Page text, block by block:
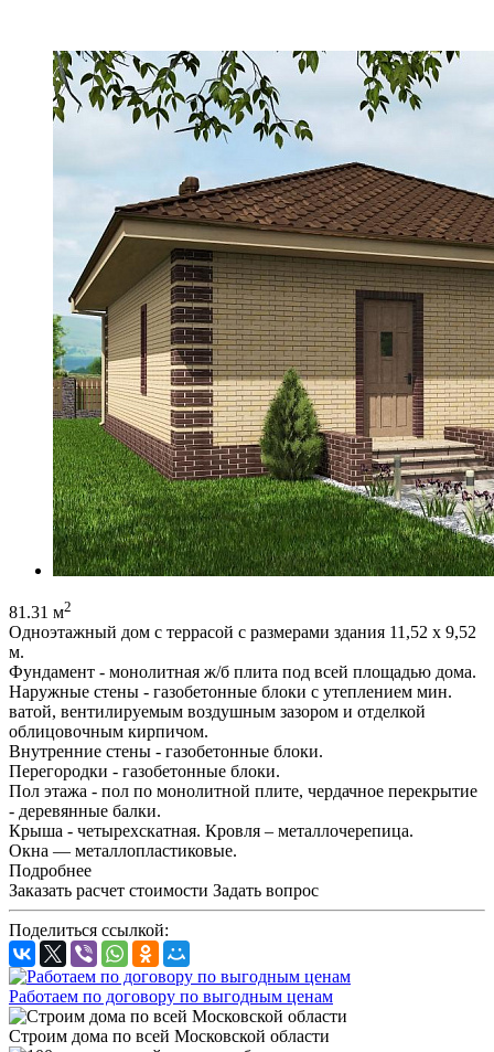
81.31 м2
Одноэтажный дом с террасой с размерами здания 11,52 х 9,52
м.
Фундамент - монолитная ж/б плита под всей площадью дома.
Наружные стены - газобетонные блоки с утеплением мин.
ватой, вентилируемым воздушным зазором и отделкой
облицовочным кирпичом.
Внутренние стены - газобетонные блоки.
Перегородки - газобетонные блоки.
Пол этажа - пол по монолитной плите, чердачное перекрытие
- деревянные балки.
Крыша - четырехскатная. Кровля – металлочерепица.
Окна — металлопластиковые.
Подробнее
Заказать расчет стоимости Задать вопрос
Поделиться ссылкой:
Работаем по договору по выгодным ценам
Строим дома по всей Московской области